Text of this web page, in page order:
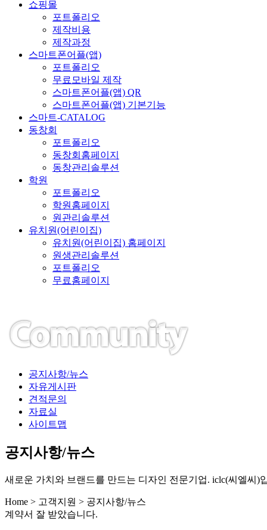
쇼핑몰
포트폴리오
제작비용
제작과정
스마트폰어플(앱)
포트폴리오
무료모바일 제작
스마트폰어플(앱) QR
스마트폰어플(앱) 기본기능
스마트-CATALOG
동창회
포트폴리오
동창회홈페이지
동창관리솔루션
학원
포트폴리오
학원홈페이지
원관리솔루션
유치원(어린이집)
유치원(어린이집) 홈페이지
원생관리솔루션
포트폴리오
무료홈페이지
공지사항/뉴스
자유게시판
견적문의
자료실
사이트맵
공지사항/뉴스
새로운 가치와 브랜드를 만드는 디자인 전문기업. iclc(씨엘씨)
Home > 고객지원 > 공지사항/뉴스
계약서 잘 받았습니다.